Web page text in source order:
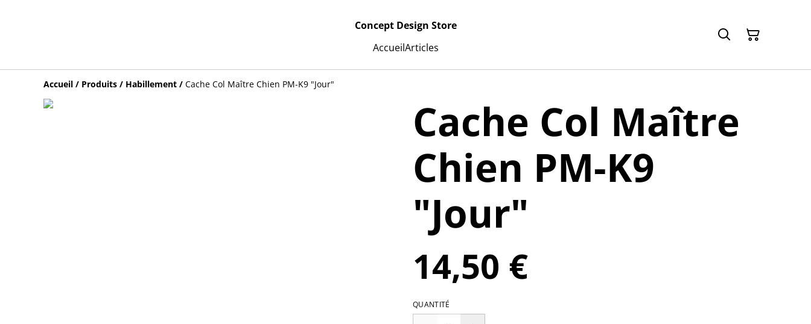
Concept Design Store
AccueilArticles
Accueil / Produits / Habillement / Cache Col Maître Chien PM-K9 "Jour"
Cache Col Maître
Chien PM-K9
"Jour"
14,50 €
QUANTITÉ